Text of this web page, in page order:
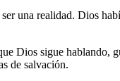
una realidad. Dios
Dios sigue hablando,
de salvación.